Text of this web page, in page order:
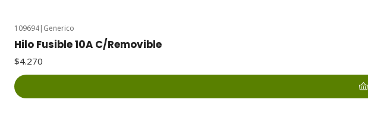
109694| Generico
Hilo Fusible 10A C/Removible
$4.270